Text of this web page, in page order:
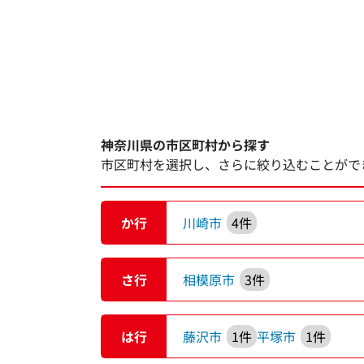
神奈川県の市区町村から探す
市区町村を選択し、さらに絞り込むことが
か行 川崎市 4件
さ行 相模原市 3件
は行 藤沢市 1件 平塚市 1件